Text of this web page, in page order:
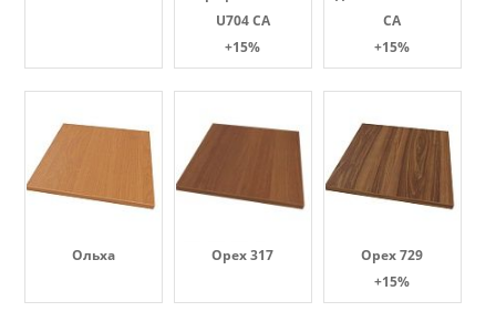
U704 CA
+15%
CA
+15%
Ольха Орех 317
Орех 729
+15%